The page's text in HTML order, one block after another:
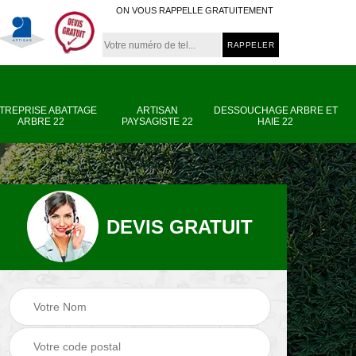
ON VOUS RAPPELLE GRATUITEMENT
ABATTAGE
ARBRE 22
ARTISAN
PAYSAGISTE 22
DESSOUCHAGE ARBRE ET
HAIE 22
Entreprise abattage
arbre 22
Artisan paysagiste
22
DEVIS GRATUIT